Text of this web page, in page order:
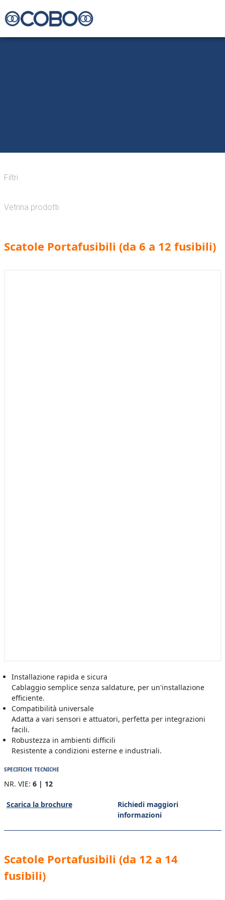
Filtri
Vetrina prodotti
Scatole Portafusibili (da 6 a 12 fusibili)
Installazione rapida e sicura
Cablaggio semplice senza saldature, per un'installazione
efficiente.
Compatibilità universale
Adatta a vari sensori e attuatori, perfetta per integrazioni
facili.
Robustezza in ambienti difficili
Resistente a condizioni esterne e industriali.
SPECIFICHE TECNICHE
NR. VIE: 6 | 12
Scarica la brochure
Richiedi maggiori
informazioni
Scatole Portafusibili (da 12 a 14
fusibili)